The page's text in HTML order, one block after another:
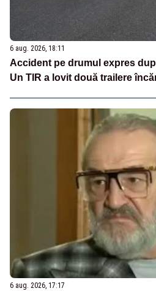
6 aug. 2026, 18:11
Accident pe drumul expres
Un TIR a lovit două trailere
6 aug. 2026, 17:17